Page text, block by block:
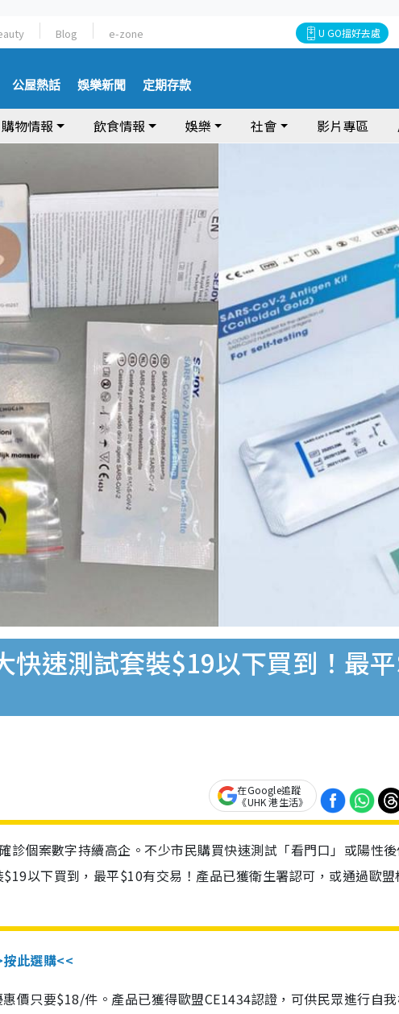
Blog e-zone U GO搵好去處
公屋熱話 娛樂新聞 定期存款
購物情報 飲食情報 娛樂 社會 影片專區
快速測試套裝$19以下買到！最
在Google追蹤
《UHK 港生活》
個案數字持續高企。不少市民購買快速測試「看門口」或陽性
以下買到，最平$10有交易！產品已獲衛生署認可，或通過歐盟
按此選購<<
價只要$18/件。產品已獲得歐盟CE1434認證，可供民眾進行自